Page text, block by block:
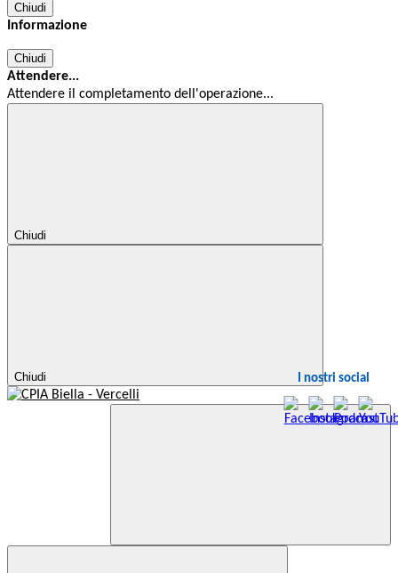
Chiudi
Informazione
Chiudi
Attendere...
Attendere il completamento dell'operazione...
Chiudi
Chiudi I nostri social